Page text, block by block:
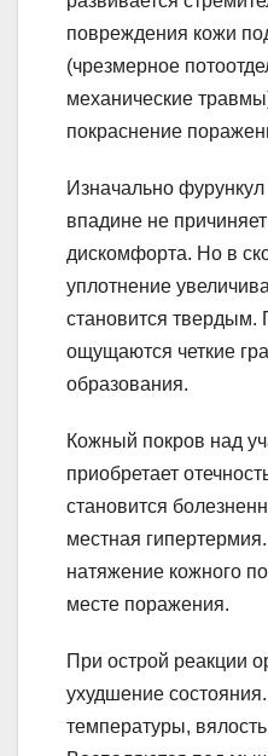
повреждения кожи
(чрезмерное
механические
покраснение
Изначально
впадине не
дискомфорта. Но в
уплотнение
становится твердым.
ощущаются четкие
образования.
Кожный покров над
приобретает
становится
местная
натяжение кожного
месте поражения.
При острой реакции
ухудшение
температуры,